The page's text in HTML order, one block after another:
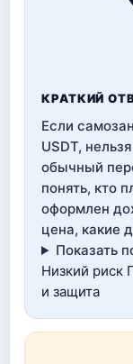
КРАТКИЙ
Если
USDT,
обычный
понять, кто
оформлен
цена, какие
Показать
Низкий риск
и защита